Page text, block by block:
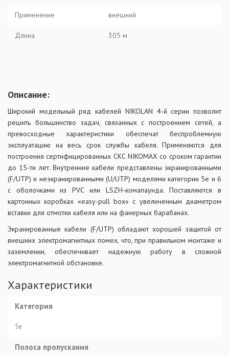
Применение внешний
Длина 305 м
Описание:
Широкий модельный ряд кабелей NIKOLAN 4-й серии позволит
решить большинство задач, связанных с построением сетей, а
превосходные характеристики обеспечат беспроблемную
эксплуатацию на весь срок службы кабеля. Применяются для
построения сертифицированных СКС NIKOMAX со сроком гарантии
до 15-ти лет. Внутренние кабели представлены экранированными
(F/UTP) и неэкранированными (U/UTP) моделями категории 5е и 6
с оболочками из PVC или LSZH-комапаунда. Поставляются в
картонных коробках «easy-pull box» с увеличенным диаметром
вставки для отмотки кабеля или на фанерных барабанах.
Экранированные кабели (F/UTP) обладают хорошей защитой от
внешних электромагнитных помех, что, при правильном монтаже и
заземлении, обеспечивает надежную работу в сложной
электромагнитной обстановке.
Характеристики
Категория
5e
Полоса пропускания